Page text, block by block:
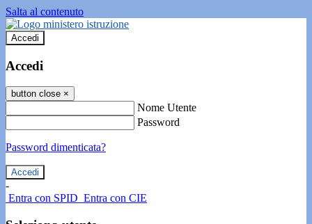
Salta al contenuto
Accedi
Accedi
button close ×
Nome Utente
Password
Password dimenticata?
-
Entra con SPID Entra con CIE